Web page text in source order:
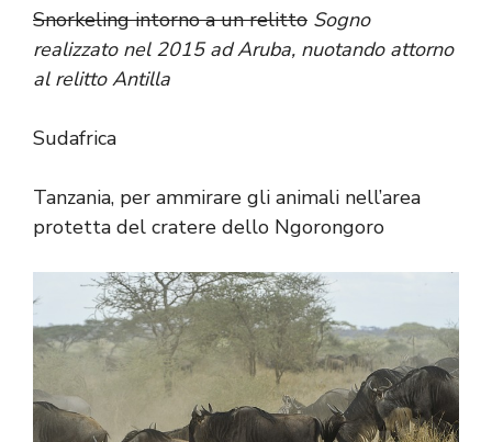
Snorkeling intorno a un relitto Sogno
realizzato nel 2015 ad Aruba, nuotando attorno
al relitto Antilla
Sudafrica
Tanzania, per ammirare gli animali nell’area
protetta del cratere dello Ngorongoro